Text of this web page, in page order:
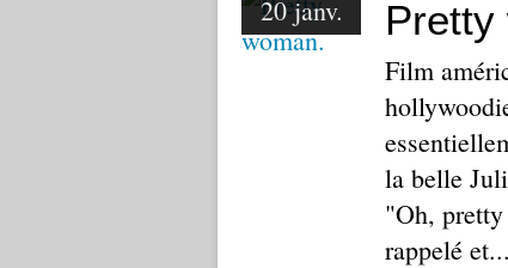
20 janv. Pretty
Film
la belle
"Oh,
rappelé et...